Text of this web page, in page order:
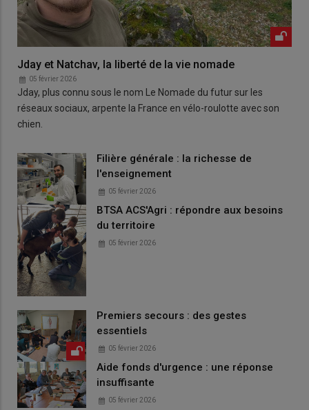
Jday et Natchav, la liberté de la vie nomade
05 février 2026
Jday, plus connu sous le nom Le Nomade du futur sur les
réseaux sociaux, arpente la France en vélo-roulotte avec son
chien.
Filière générale : la richesse de
l'enseignement
05 février 2026
BTSA ACS'Agri : répondre aux besoins
du territoire
05 février 2026
Premiers secours : des gestes
essentiels
05 février 2026
Aide fonds d'urgence : une réponse
insuffisante
05 février 2026